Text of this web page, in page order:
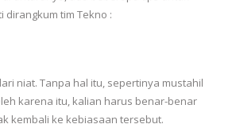
tim Tekno :
niat. Tanpa hal itu, sepertinya mustahil
karena itu, kalian harus benar-benar
kembali ke kebiasaan tersebut.